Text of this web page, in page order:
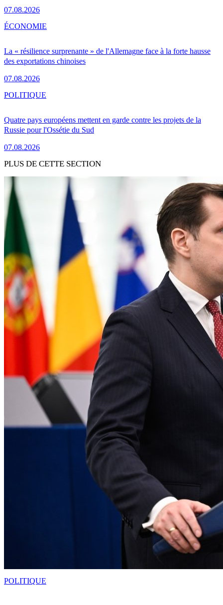
07.08.2026
La « résilience surprenante » de l'Allemagne face à la forte hausse
des exportations chinoises
07.08.2026
ÉCONOMIE
Quatre pays européens mettent en garde contre les projets de la
Russie pour l'Ossétie du Sud
07.08.2026
POLITIQUE
PLUS DE CETTE SECTION
POLITIQUE